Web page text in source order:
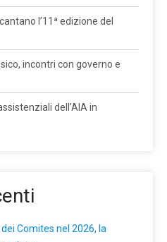
l’11ª edizione del
incontri con governo e
dell’AIA in
dei Comites nel 2026, la